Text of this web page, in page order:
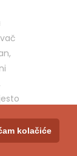
kolačiće